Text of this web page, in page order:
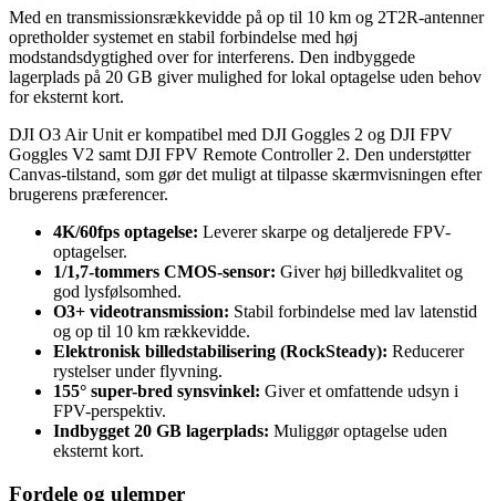
Med en transmissionsrækkevidde på op til 10 km og 2T2R-antenner
opretholder systemet en stabil forbindelse med høj
modstandsdygtighed over for interferens. Den indbyggede
lagerplads på 20 GB giver mulighed for lokal optagelse uden behov
for eksternt kort.
DJI O3 Air Unit er kompatibel med DJI Goggles 2 og DJI FPV
Goggles V2 samt DJI FPV Remote Controller 2. Den understøtter
Canvas-tilstand, som gør det muligt at tilpasse skærmvisningen efter
brugerens præferencer.
4K/60fps optagelse: Leverer skarpe og detaljerede FPV-
optagelser.
1/1,7-tommers CMOS-sensor: Giver høj billedkvalitet og
god lysfølsomhed.
O3+ videotransmission: Stabil forbindelse med lav latenstid
og op til 10 km rækkevidde.
Elektronisk billedstabilisering (RockSteady): Reducerer
rystelser under flyvning.
155° super-bred synsvinkel: Giver et omfattende udsyn i
FPV-perspektiv.
Indbygget 20 GB lagerplads: Muliggør optagelse uden
eksternt kort.
Fordele og ulemper